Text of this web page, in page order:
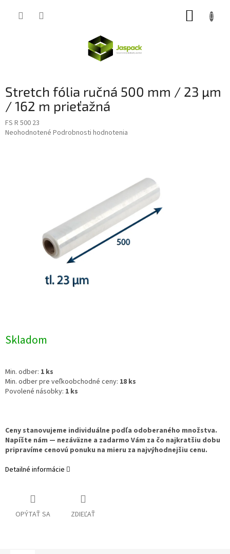
Stretch fólia ručná 500 mm / 23 µm
/ 162 m prieťažná
FS R 500 23
Priemerné
Neohodnotené Podrobnosti hodnotenia
Skladom
Min. odber: 1 ks
Min. odber pre veľkoobchodné ceny: 18 ks
Povolené násobky: 1 ks
Ceny stanovujeme individuálne podľa odoberaného množstva.
Napíšte nám — nezáväzne a zadarmo Vám za čo najkratšiu dobu
pripravíme cenovú ponuku na mieru za najvýhodnejšiu cenu.
Detailné informácie
OPÝTAŤ SA ZDIEĽAŤ